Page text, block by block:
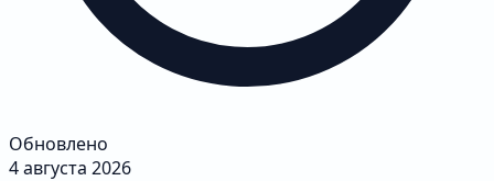
Обновлено
4 августа 2026